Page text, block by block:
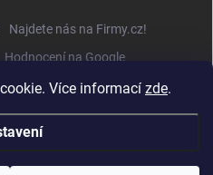
Více informací zde.
Najdete nás na Firmy.cz!
Hodnocení na Google
práva vyhrazena.Upravit nastavení